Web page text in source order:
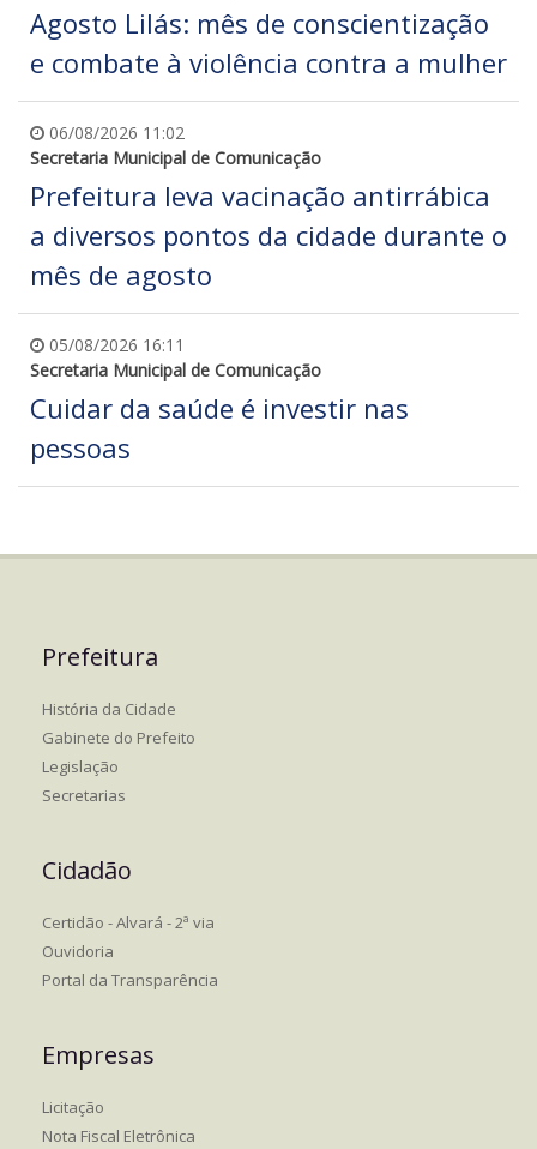
Agosto Lilás: mês de conscientização
e combate à violência contra a mulher
06/08/2026 11:02
Secretaria Municipal de Comunicação
Prefeitura leva vacinação antirrábica
a diversos pontos da cidade durante o
mês de agosto
05/08/2026 16:11
Secretaria Municipal de Comunicação
Cuidar da saúde é investir nas
pessoas
Prefeitura
História da Cidade
Gabinete do Prefeito
Legislação
Secretarias
Cidadão
Certidão - Alvará - 2ª via
Ouvidoria
Portal da Transparência
Empresas
Licitação
Nota Fiscal Eletrônica